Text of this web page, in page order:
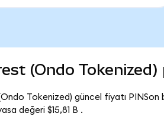
(Ondo
Tokenized) güncel fiyatı PINSon
değeri $15,81 B .